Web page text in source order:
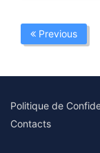
Previous
Politique de
Contacts